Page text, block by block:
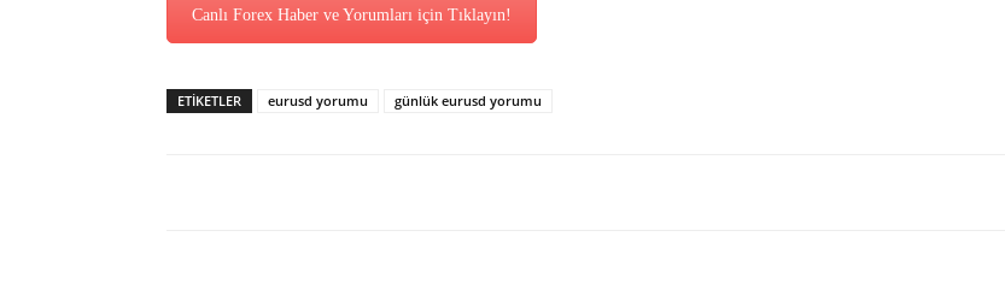
Canlı Forex Haber ve Yorumları için Tıklayın!
ETİKETLER eurusd yorumu günlük eurusd yorumu